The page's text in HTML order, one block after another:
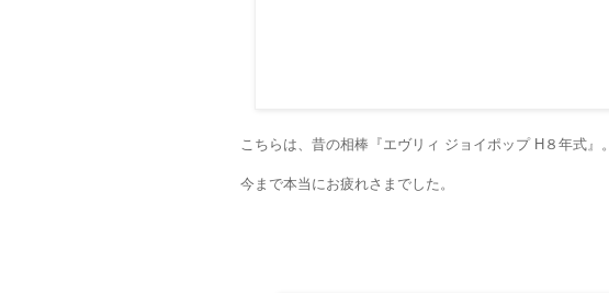
こちらは、昔の相棒『エヴリィ ジョイポップ H８年式』。
今まで本当にお疲れさまでした。